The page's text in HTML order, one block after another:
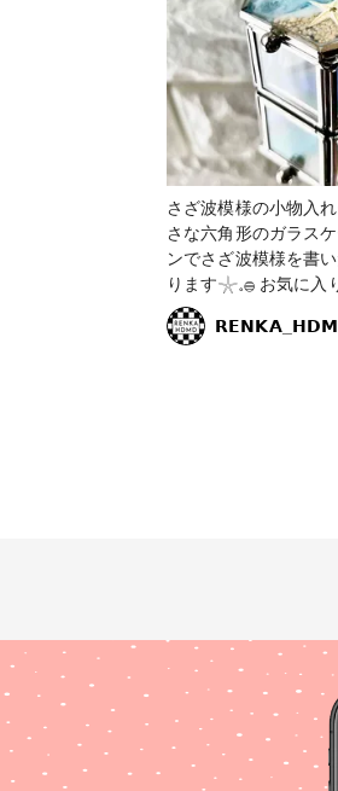
さざ波模様の小物
さな六角形のガラス
ンでさざ波模様を書
ります𓇼𓈒𓐍 お気に入りのアクセサリ
ーを収納して下さいね🍀*゜
品コンテスト2022 #アクセサリー部 #